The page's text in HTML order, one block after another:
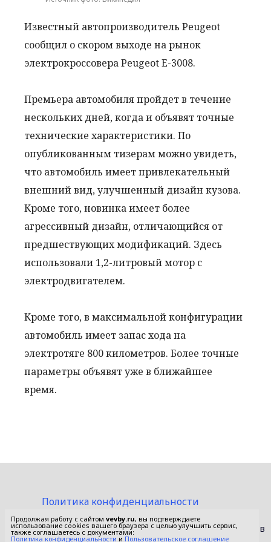
Известный автопроизводитель Peugeot
сообщил о скором выходе на рынок
электрокроссовера Peugeot Е-3008.
Премьера автомобиля пройдет в течение
нескольких дней, когда и объявят точные
технические характеристики. По
опубликованным тизерам можно увидеть,
что автомобиль имеет привлекательный
внешний вид, улучшенный дизайн кузова.
Кроме того, новинка имеет более
агрессивный дизайн, отличающийся от
предшествующих модификаций. Здесь
использовали 1,2-литровый мотор с
электродвигателем.
Кроме того, в максимальной конфигурации
автомобиль имеет запас хода на
электротяге 800 километров. Более точные
параметры объявят уже в ближайшее
время.
Политика конфиденциальности
Пользовательское соглашение
© 2015-2026 Сетевое издание «Фактом». Зарегистрировано в
Федеральной службе по надзору в сфере связи,
Продолжая работу с сайтом vevby.ru, вы подтверждаете
использование cookies вашего браузера с целью улучшить сервис,
также соглашаетесь с документами:
Политика конфиденциальности и Пользовательское соглашение